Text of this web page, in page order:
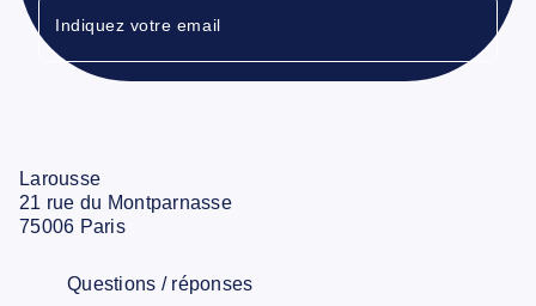
Indiquez votre email
Larousse
21 rue du Montparnasse
75006 Paris
Questions / réponses